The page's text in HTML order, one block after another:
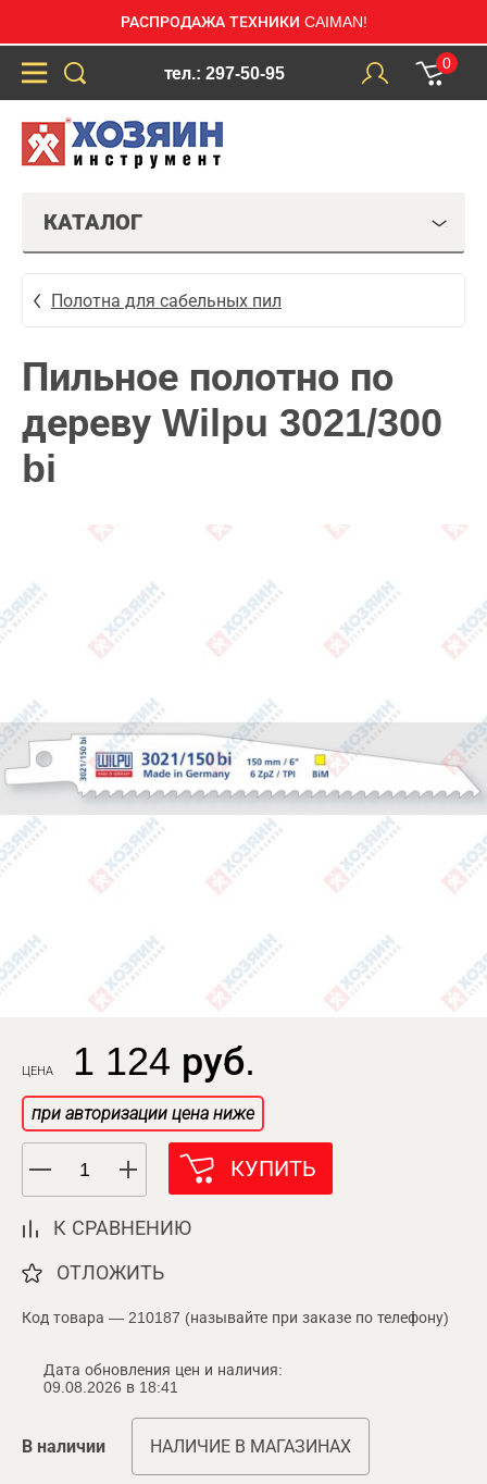
РАСПРОДАЖА ТЕХНИКИ CAIMAN!
тел.: 297-50-95
0
КАТАЛОГ
Полотна для сабельных пил
Пильное полотно по
дереву Wilpu 3021/300
bi
ЦЕНА 1 124 руб.
при авторизации цена ниже
КУПИТЬ
К СРАВНЕНИЮ
ОТЛОЖИТЬ
Код товара — 210187 (называйте при заказе по телефону)
Дата обновления цен и наличия:
09.08.2026 в 18:41
В наличии НАЛИЧИЕ В МАГАЗИНАХ